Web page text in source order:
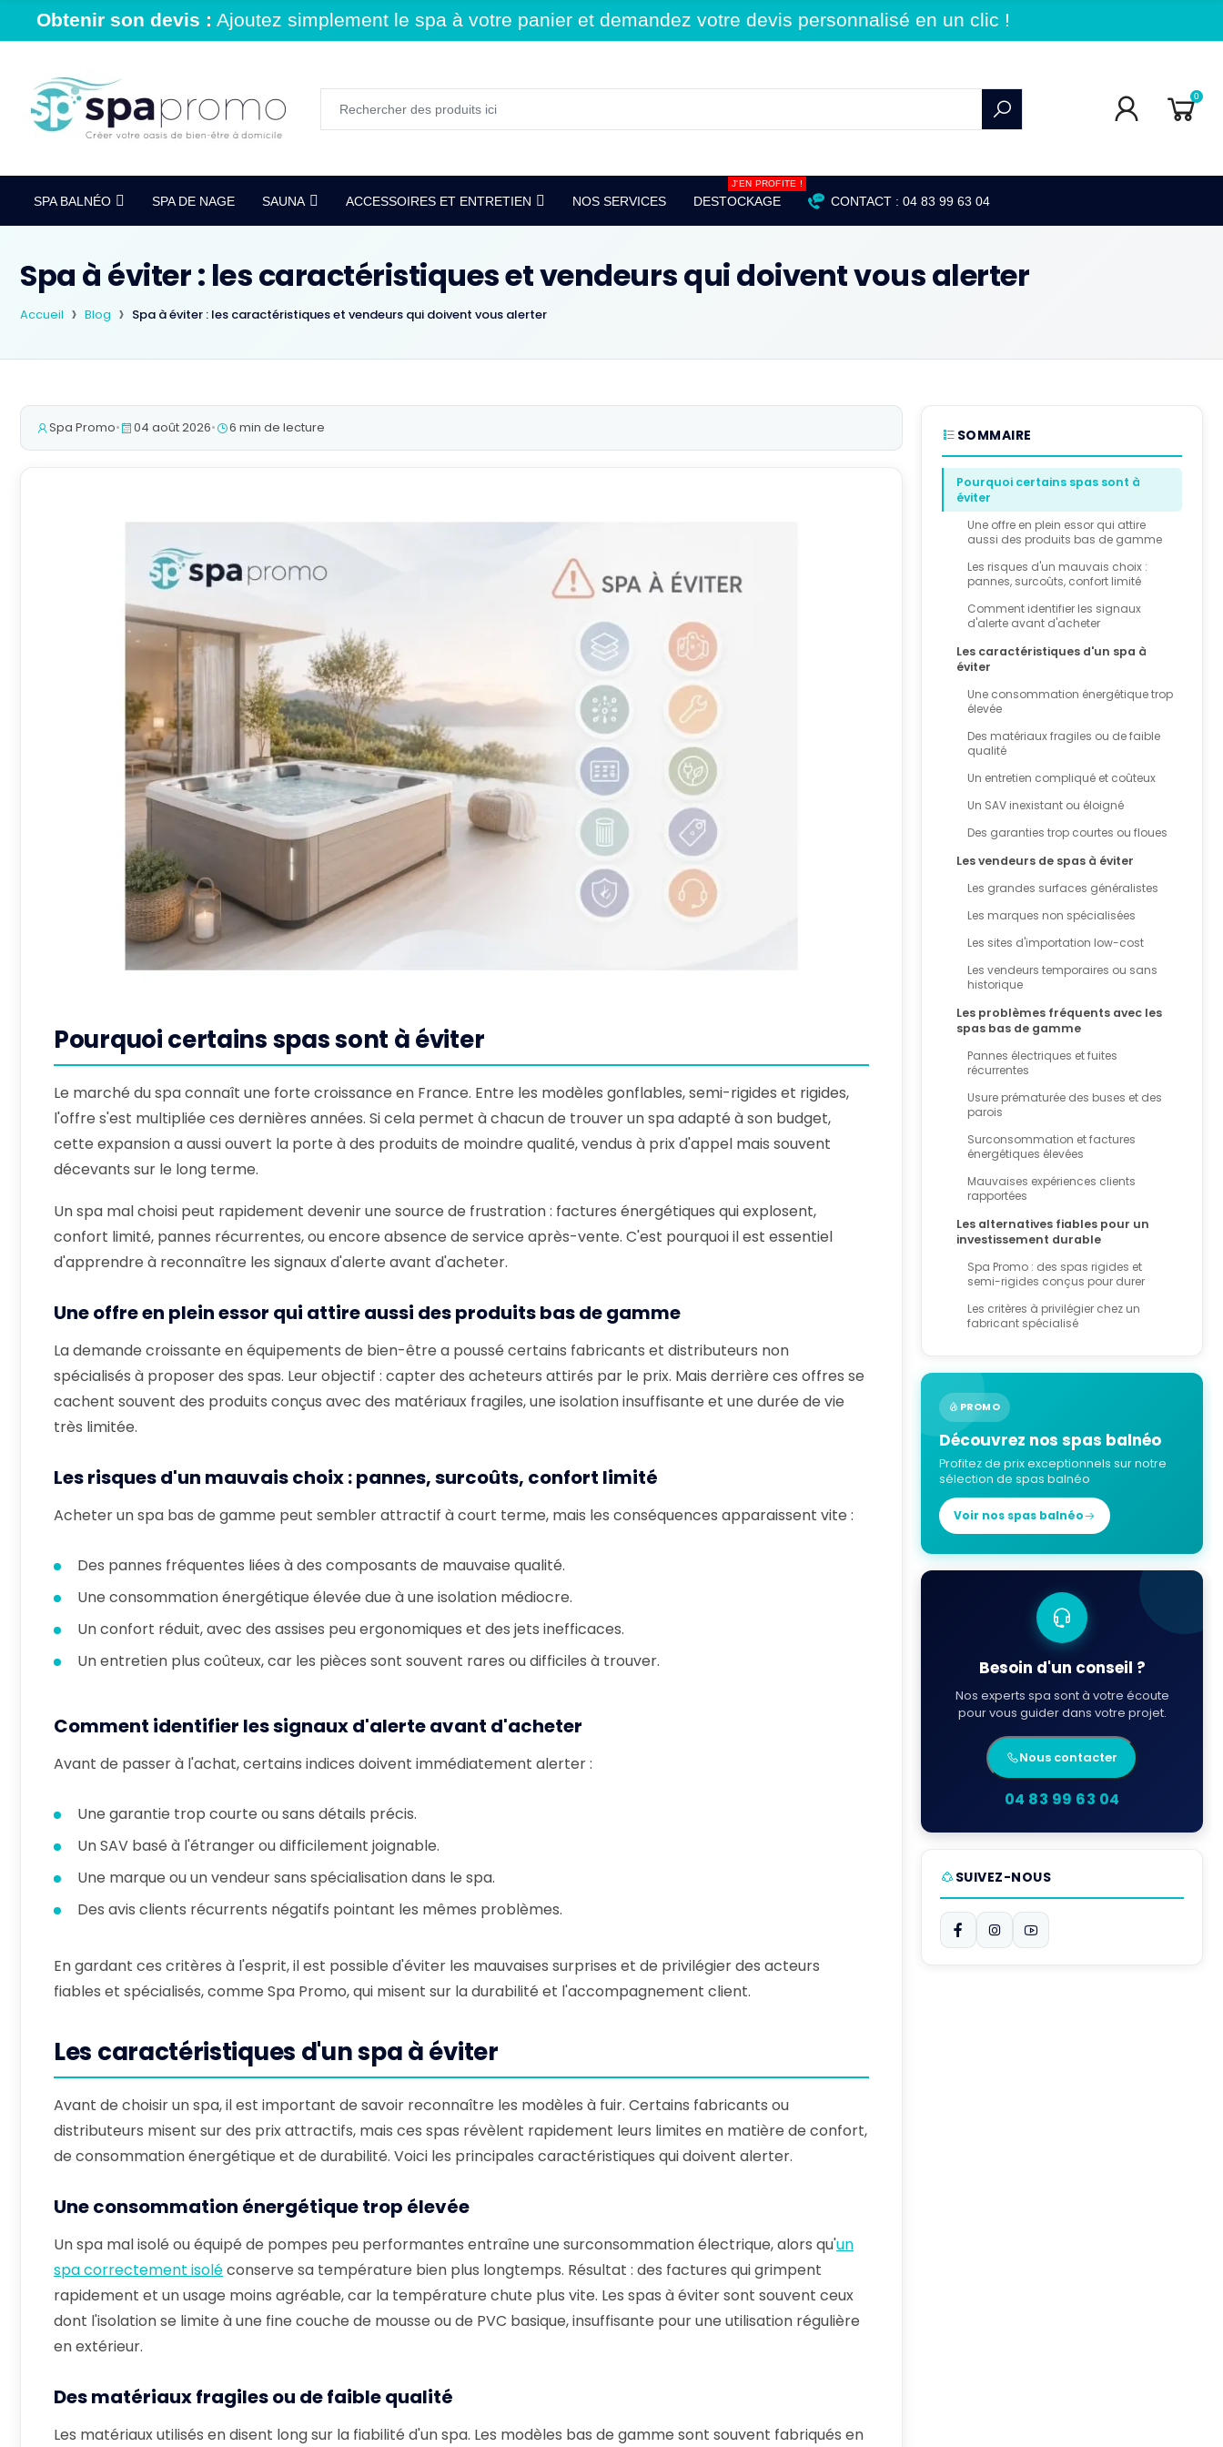
Obtenir son devis : Ajoutez simplement le spa à votre panier et demandez votre devis personnalisé en un clic !
0
SPA BALNÉO SPA DE NAGE SAUNA ACCESSOIRES ET ENTRETIEN NOS SERVICES DESTOCKAGE
J'EN PROFITE !
CONTACT : 04 83 99 63 04
Spa à éviter : les caractéristiques et vendeurs qui doivent vous alerter
Accueil Blog Spa à éviter : les caractéristiques et vendeurs qui doivent vous alerter
Spa Promo• 04 août 2026• 6 min de lecture
Pourquoi certains spas sont à éviter
Le marché du spa connaît une forte croissance en France. Entre les modèles gonflables, semi-rigides et rigides,
l'offre s'est multipliée ces dernières années. Si cela permet à chacun de trouver un spa adapté à son budget,
cette expansion a aussi ouvert la porte à des produits de moindre qualité, vendus à prix d'appel mais souvent
décevants sur le long terme.
Un spa mal choisi peut rapidement devenir une source de frustration : factures énergétiques qui explosent,
confort limité, pannes récurrentes, ou encore absence de service après-vente. C'est pourquoi il est essentiel
d'apprendre à reconnaître les signaux d'alerte avant d'acheter.
Une offre en plein essor qui attire aussi des produits bas de gamme
La demande croissante en équipements de bien-être a poussé certains fabricants et distributeurs non
spécialisés à proposer des spas. Leur objectif : capter des acheteurs attirés par le prix. Mais derrière ces offres se
cachent souvent des produits conçus avec des matériaux fragiles, une isolation insuffisante et une durée de vie
très limitée.
Les risques d'un mauvais choix : pannes, surcoûts, confort limité
Acheter un spa bas de gamme peut sembler attractif à court terme, mais les conséquences apparaissent vite :
Des pannes fréquentes liées à des composants de mauvaise qualité.
Une consommation énergétique élevée due à une isolation médiocre.
Un confort réduit, avec des assises peu ergonomiques et des jets inefficaces.
Un entretien plus coûteux, car les pièces sont souvent rares ou difficiles à trouver.
Comment identifier les signaux d'alerte avant d'acheter
Avant de passer à l'achat, certains indices doivent immédiatement alerter :
Une garantie trop courte ou sans détails précis.
Un SAV basé à l'étranger ou difficilement joignable.
Une marque ou un vendeur sans spécialisation dans le spa.
Des avis clients récurrents négatifs pointant les mêmes problèmes.
En gardant ces critères à l'esprit, il est possible d'éviter les mauvaises surprises et de privilégier des acteurs
fiables et spécialisés, comme Spa Promo, qui misent sur la durabilité et l'accompagnement client.
Les caractéristiques d'un spa à éviter
Avant de choisir un spa, il est important de savoir reconnaître les modèles à fuir. Certains fabricants ou
distributeurs misent sur des prix attractifs, mais ces spas révèlent rapidement leurs limites en matière de confort,
de consommation énergétique et de durabilité. Voici les principales caractéristiques qui doivent alerter.
Une consommation énergétique trop élevée
Un spa mal isolé ou équipé de pompes peu performantes entraîne une surconsommation électrique, alors qu'un
spa correctement isoléconserve sa température bien plus longtemps. Résultat : des factures qui grimpent
rapidement et un usage moins agréable, car la température chute plus vite. Les spas à éviter sont souvent ceux
dont l'isolation se limite à une fine couche de mousse ou de PVC basique, insuffisante pour une utilisation régulière
en extérieur.
Des matériaux fragiles ou de faible qualité
Les matériaux utilisés en disent long sur la fiabilité d'un spa. Les modèles bas de gamme sont souvent fabriqués en
SOMMAIRE
Pourquoi certains spas sont à
éviter
Une offre en plein essor qui attire
aussi des produits bas de gamme
Les risques d'un mauvais choix :
pannes, surcoûts, confort limité
Comment identifier les signaux
d'alerte avant d'acheter
Les caractéristiques d'un spa à
éviter
Une consommation énergétique trop
élevée
Des matériaux fragiles ou de faible
qualité
Un entretien compliqué et coûteux
Un SAV inexistant ou éloigné
Des garanties trop courtes ou floues
Les vendeurs de spas à éviter
Les grandes surfaces généralistes
Les marques non spécialisées
Les sites d'importation low-cost
Les vendeurs temporaires ou sans
historique
Les problèmes fréquents avec les
spas bas de gamme
Pannes électriques et fuites
récurrentes
Usure prématurée des buses et des
parois
Surconsommation et factures
énergétiques élevées
Mauvaises expériences clients
rapportées
Les alternatives fiables pour un
investissement durable
Spa Promo : des spas rigides et
semi-rigides conçus pour durer
Les critères à privilégier chez un
fabricant spécialisé
PROMO
Découvrez nos spas balnéo
Profitez de prix exceptionnels sur notre
sélection de spas balnéo
Voir nos spas balnéo
Besoin d'un conseil ?
Nos experts spa sont à votre écoute
pour vous guider dans votre projet.
Nous contacter
04 83 99 63 04
SUIVEZ-NOUS